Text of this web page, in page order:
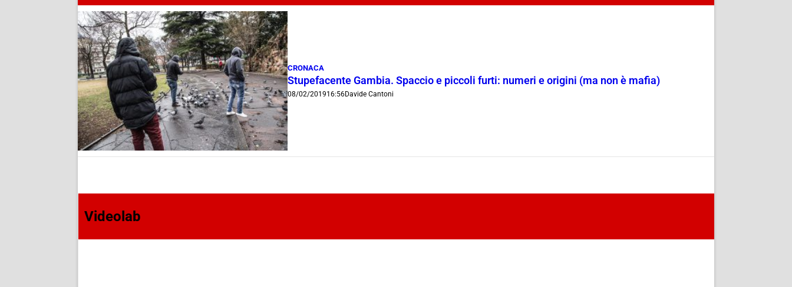
CRONACA
Stupefacente Gambia. Spaccio e piccoli furti: numeri e origini (ma non è mafia)
08/02/201916:56Davide Cantoni
Videolab